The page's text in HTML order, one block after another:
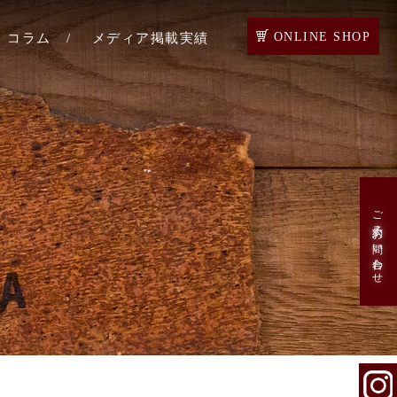
ONLINE SHOP
ベジョー
コラム メディア掲載実績
ご予約・お問い合わせ